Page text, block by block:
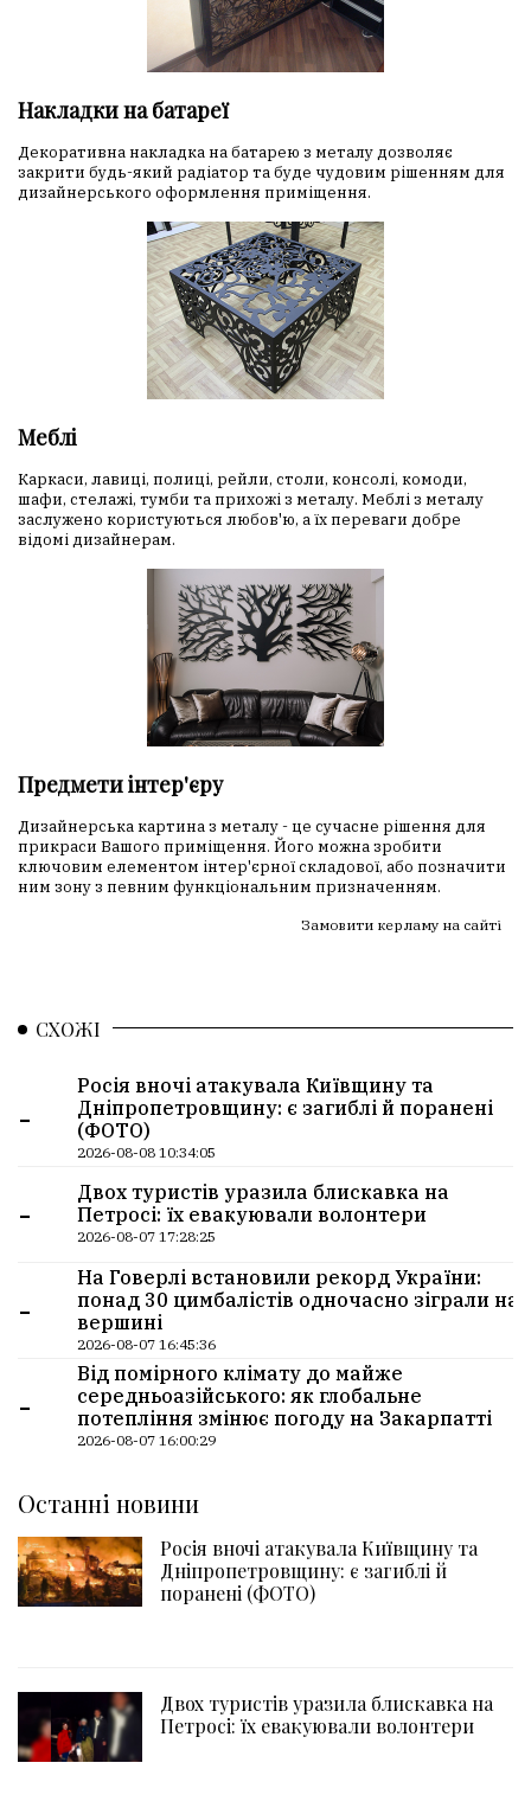
Накладки на батареї
Декоративна накладка на батарею з металу дозволяє
закрити будь-який радіатор та буде чудовим рішенням для
дизайнерського оформлення приміщення.
Меблі
Каркаси, лавиці, полиці, рейли, столи, консолі, комоди,
шафи, стелажі, тумби та прихожі з металу. Меблі з металу
заслужено користуються любов'ю, а їх переваги добре
відомі дизайнерам.
Предмети інтер'єру
Дизайнерська картина з металу - це сучасне рішення для
прикраси Вашого приміщення. Його можна зробити
ключовим елементом інтер'єрної складової, або позначити
ним зону з певним функціональним призначенням.
Замовити керламу на сайті
СХОЖІ
-
Росія вночі атакувала Київщину та
Дніпропетровщину: є загиблі й поранені
(ФОТО)
2026-08-08 10:34:05
-
Двох туристів уразила блискавка на
Петросі: їх евакуювали волонтери
2026-08-07 17:28:25
-
На Говерлі встановили рекорд України:
понад 30 цимбалістів одночасно зіграли на
вершині
2026-08-07 16:45:36
-
Від помірного клімату до майже
середньоазійського: як глобальне
потепління змінює погоду на Закарпатті
2026-08-07 16:00:29
Останні новини
Росія вночі атакувала Київщину та
Дніпропетровщину: є загиблі й
поранені (ФОТО)
Двох туристів уразила блискавка на
Петросі: їх евакуювали волонтери